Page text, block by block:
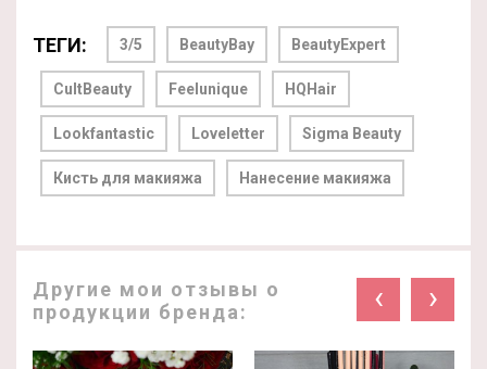
ТЕГИ: 3/5 BeautyBay BeautyExpert
CultBeauty Feelunique HQHair
Lookfantastic Loveletter Sigma Beauty
Кисть для макияжа Нанесение макияжа
Другие мои отзывы о
продукции бренда:
‹ ›